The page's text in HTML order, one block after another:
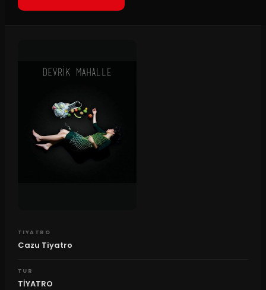
TIYATRO
Cazu Tiyatro
TUR
TİYATRO